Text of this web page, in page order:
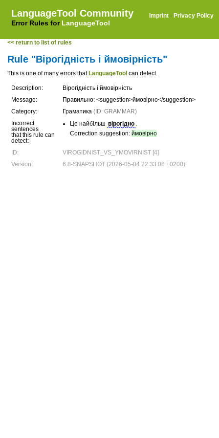
LanguageTool Community
Error Rules for LanguageTool
Imprint · Privacy Policy
<< return to list of rules
Rule "Вірогідність і ймовірність"
This is one of many errors that LanguageTool can detect.
Description:
Вірогідність і ймовірність
Message:
Правильно: <suggestion>ймовірно</suggestion>
Category:
Граматика (ID: GRAMMAR)
Incorrect
sentences
that this rule can
detect:
Це найбільш вірогідно .
Correction suggestion: ймовірно
ID:
VIROGIDNIST_VS_YMOVIRNIST [4]
Version:
6.8-SNAPSHOT (2026-05-04 22:33:08 +0200)